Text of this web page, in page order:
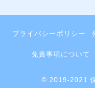
プライバシーポリシー
免責事項について
© 2019-2021